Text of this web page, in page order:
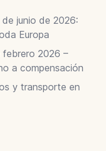
junio de 2026:
Europa
febrero 2026 –
a compensación
y transporte en